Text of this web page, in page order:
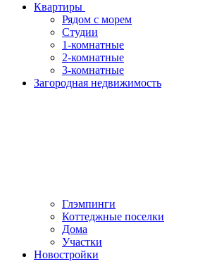
Квартиры
Рядом с морем
Студии
1-комнатные
2-комнатные
3-комнатные
Загородная недвижимость
Глэмпинги
Коттеджные поселки
Дома
Участки
Новостройки